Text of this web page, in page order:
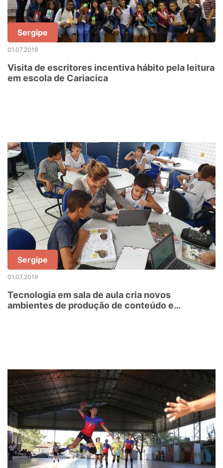
Sergipe
01.07.2019
Visita de escritores incentiva hábito pela leitura
em escola de Cariacica
Sergipe
01.07.2019
Tecnologia em sala de aula cria novos
ambientes de produção de conteúdo e